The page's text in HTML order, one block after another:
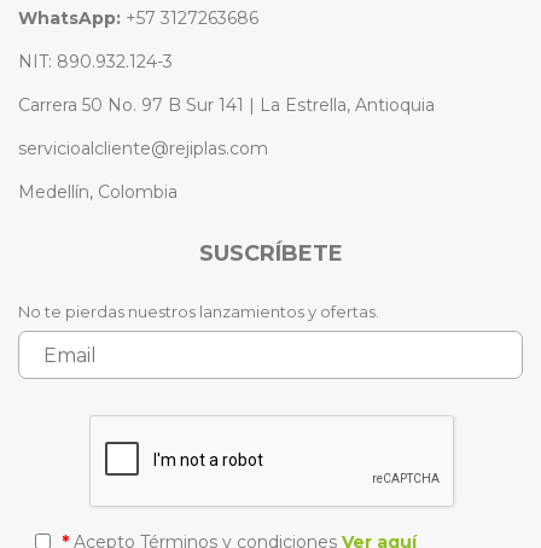
WhatsApp: +57 3127263686
NIT: 890.932.124-3
Carrera 50 No. 97 B Sur 141 | La Estrella, Antioquia
servicioalcliente@rejiplas.com
Medellín, Colombia
SUSCRÍBETE
No te pierdas nuestros lanzamientos y ofertas.
* Acepto Términos y condiciones Ver aquí